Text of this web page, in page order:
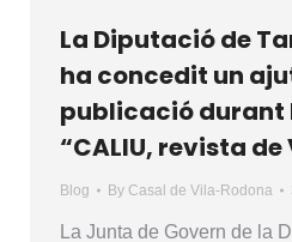
La Diputació de
ha concedit un
publicació durant
“CALIU, revista
Blog By Casal de Vila-Rodona
La Junta de Govern de la